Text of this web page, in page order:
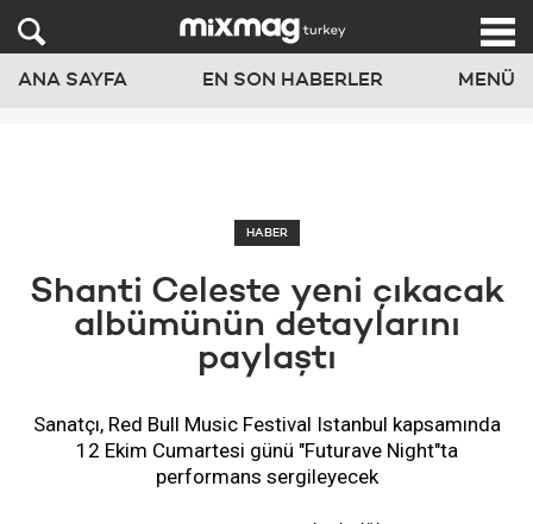
ANA SAYFA EN SON HABERLER MENÜ
HABER
Shanti Celeste yeni çıkacak
albümünün detaylarını
paylaştı
Sanatçı, Red Bull Music Festival Istanbul kapsamında
12 Ekim Cumartesi günü "Futurave Night"ta
performans sergileyecek